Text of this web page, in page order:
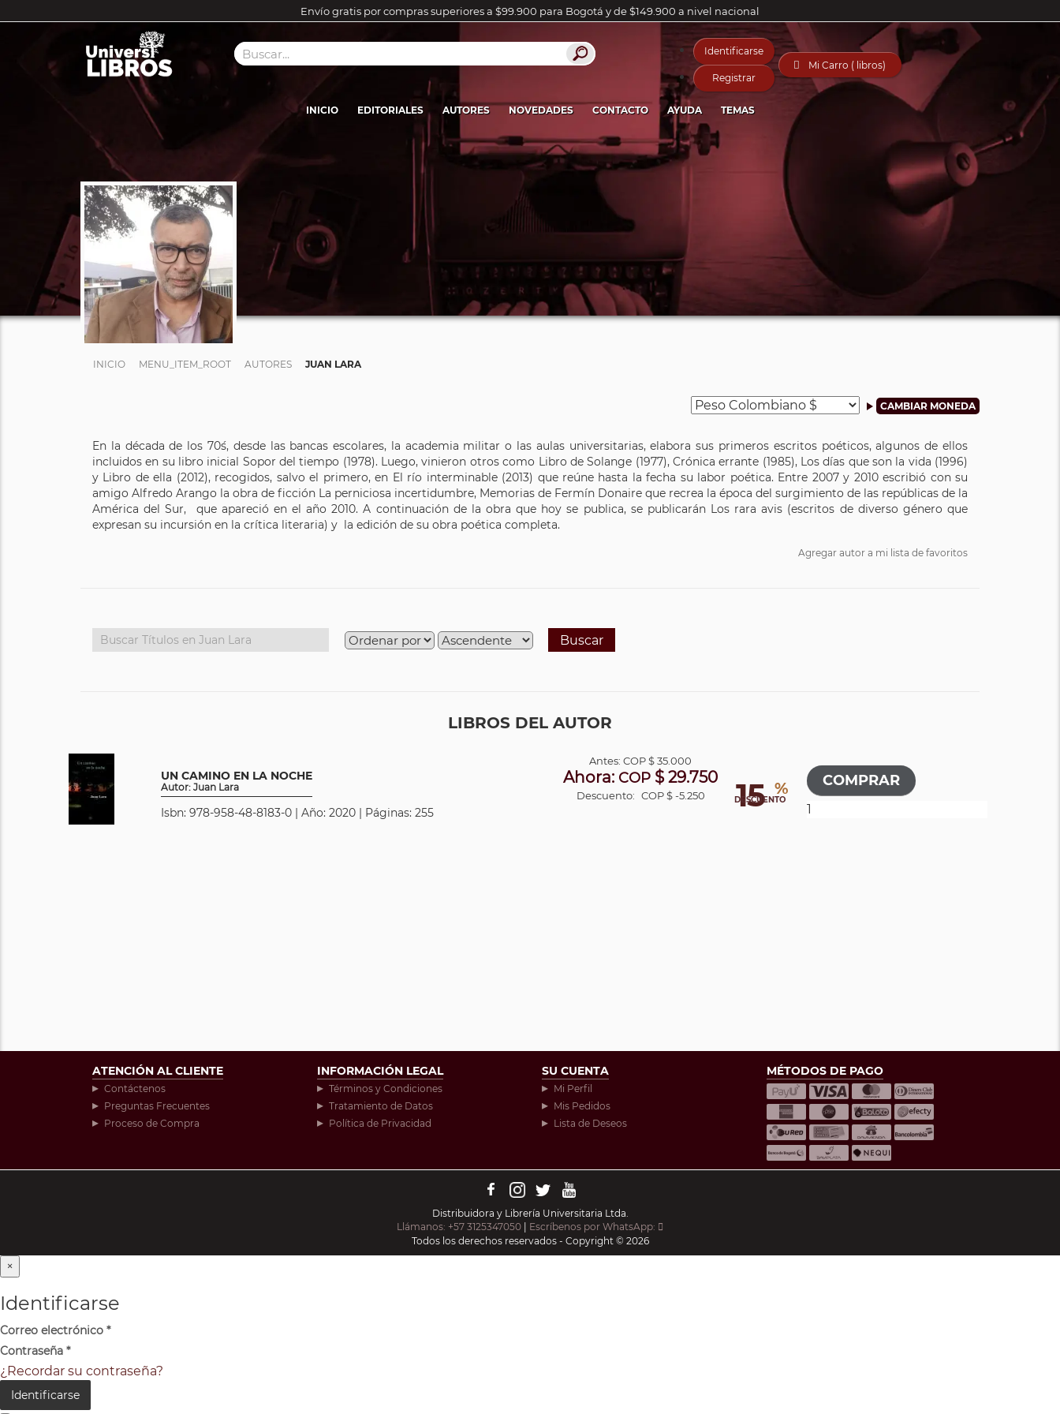
Envío gratis por compras superiores a $99.900 para Bogotá y de $149.900 a nivel nacional
Identificarse
Registrar
 Mi Carro ( libros)
INICIO EDITORIALES AUTORES NOVEDADES CONTACTO AYUDA TEMAS
INICIO MENU_ITEM_ROOT AUTORES JUAN LARA
En la década de los 70´s, desde las bancas escolares, la academia militar o las aulas universitarias, elabora sus primeros escritos poéticos, algunos de ellos
incluidos en su libro inicial Sopor del tiempo (1978). Luego, vinieron otros como Libro de Solange (1977), Crónica errante (1985), Los días que son la vida (1996)
y Libro de ella (2012), recogidos, salvo el primero, en El río interminable (2013) que reúne hasta la fecha su labor poética. Entre 2007 y 2010 escribió con su
amigo Alfredo Arango la obra de ficción La perniciosa incertidumbre, Memorias de Fermín Donaire que recrea la época del surgimiento de las repúblicas de la
América del Sur, que apareció en el año 2010. A continuación de la obra que hoy se publica, se publicarán Los rara avis (escritos de diverso género que
expresan su incursión en la crítica literaria) y la edición de su obra poética completa.
Agregar autor a mi lista de favoritos
Buscar
LIBROS DEL AUTOR
UN CAMINO EN LA NOCHE
Autor: Juan Lara
Isbn: 978-958-48-8183-0 | Año: 2020 | Páginas: 255 15 %
DESCUENTO
Antes:COP$ 35.000
Ahora: COP $ 29.750
Descuento: COP $ -5.250
ATENCIÓN AL CLIENTE
Contáctenos
Preguntas Frecuentes
Proceso de Compra
INFORMACIÓN LEGAL
Términos y Condiciones
Tratamiento de Datos
Política de Privacidad
SU CUENTA
Mi Perfil
Mis Pedidos
Lista de Deseos
MÉTODOS DE PAGO
Distribuidora y Librería Universitaria Ltda.
Llámanos: +57 3125347050
Escríbenos por WhatsApp:
Todos los derechos reservados - Copyright © 2026
×
Identificarse
Correo electrónico *
Contraseña *
¿Recordar su contraseña?
Identificarse